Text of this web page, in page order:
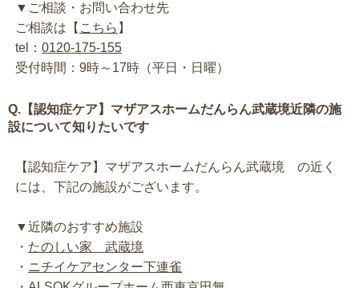
▼ご相談・お問い合わせ先
ご相談は【 こちら 】
tel： 0120-175-155
受付時間：9時～17時（平日・日曜）
Q.【認知症ケア】マザアスホームだんらん武蔵境近隣の施
設について知りたいです
【認知症ケア】マザアスホームだんらん武蔵境 の近く
には、下記の施設がございます。
▼近隣のおすすめ施設
・ たのしい家 武蔵境
・ ニチイケアセンター下連雀